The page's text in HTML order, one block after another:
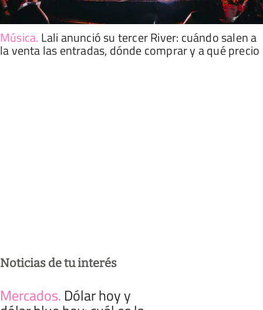
Música. Lali anunció su tercer River: cuándo salen a
la venta las entradas, dónde comprar y a qué precio
Noticias de tu interés
Mercados. Dólar hoy y